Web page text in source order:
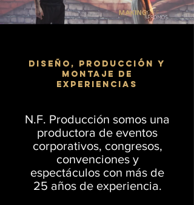
DISEÑO, PRODUCCIÓN Y
MONTAJE DE
EXPERIENCIAS
N.F. Producción somos una
productora de eventos
corporativos, congresos,
convenciones y
espectáculos con más de
25 años de experiencia.